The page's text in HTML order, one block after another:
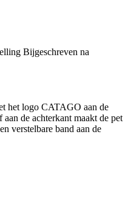
Bijgeschreven na
het logo CATAGO aan de
de achterkant maakt de pet
verstelbare band aan de